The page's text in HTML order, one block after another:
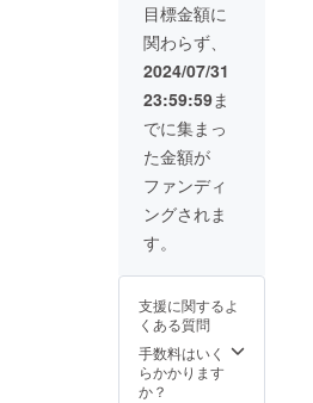
目標金額に
関わらず、
2024/07/31
23:59:59ま
でに集まっ
た金額が
ファンディ
ングされま
す。
支援に関するよ
くある質問
手数料はいく
らかかります
か？